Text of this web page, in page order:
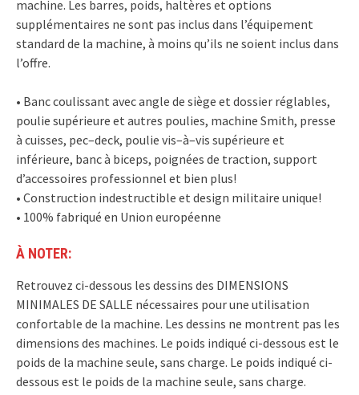
machine. Les barres, poids, haltères et options
supplémentaires ne sont pas inclus dans l’équipement
standard de la machine, à moins qu’ils ne soient inclus dans
l’offre.
• Banc coulissant avec angle de siège et dossier réglables,
poulie supérieure et autres poulies, machine Smith, presse
à cuisses, pec–deck, poulie vis–à–vis supérieure et
inférieure, banc à biceps, poignées de traction, support
d’accessoires professionnel et bien plus!
• Construction indestructible et design militaire unique!
• 100% fabriqué en Union européenne
À NOTER:
Retrouvez ci-dessous les dessins des DIMENSIONS
MINIMALES DE SALLE nécessaires pour une utilisation
confortable de la machine. Les dessins ne montrent pas les
dimensions des machines. Le poids indiqué ci-dessous est le
poids de la machine seule, sans charge. Le poids indiqué ci-
dessous est le poids de la machine seule, sans charge.